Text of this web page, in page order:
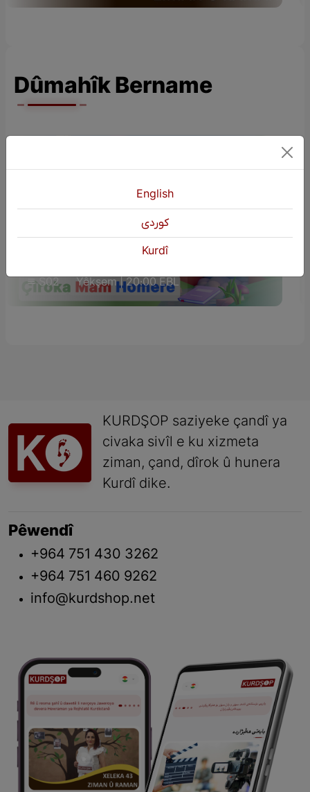
Dûmahîk Bername
ÇÎROKÊN ZAROKAN (Çîroka Mam
S02 Yêkşem | 20:00 EBL
English
كوردی
Kurdî
KURDŞOP saziyeke çandî ya
civaka sivîl e ku xizmeta
ziman, çand, dîrok û hunera
Kurdî dike.
Pêwendî
+964 751 430 3262
+964 751 460 9262
info@kurdshop.net